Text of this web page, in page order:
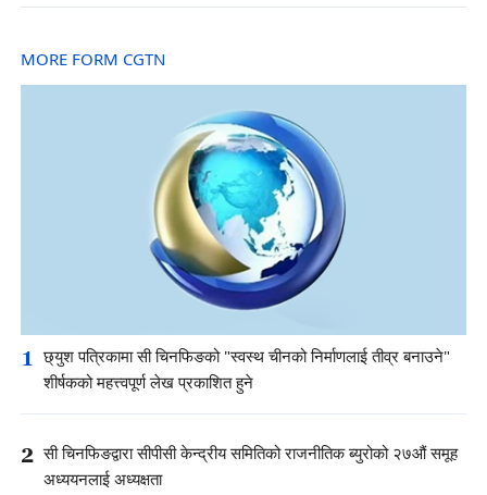
MORE FORM CGTN
1 छ्युश पत्रिकामा सी चिनफिङको "स्वस्थ चीनको निर्माणलाई तीव्र बनाउने"
शीर्षकको महत्त्वपूर्ण लेख प्रकाशित हुने
2 सी चिनफिङद्वारा सीपीसी केन्द्रीय समितिको राजनीतिक ब्युरोको २७औं समूह
अध्ययनलाई अध्यक्षता